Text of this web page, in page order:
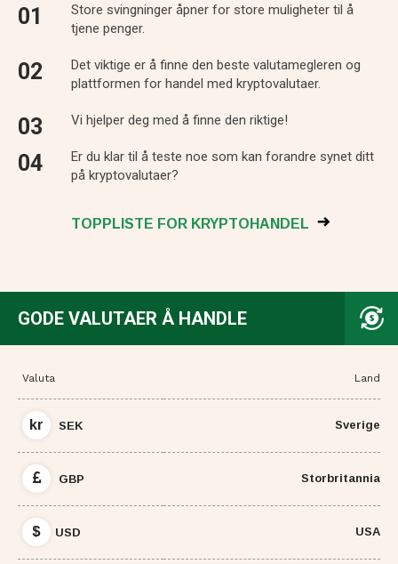
Store svingninger åpner for store muligheter til å
tjene penger.
Det viktige er å finne den beste valutamegleren og
plattformen for handel med kryptovalutaer.
Vi hjelper deg med å finne den riktige!
Er du klar til å teste noe som kan forandre synet ditt
på kryptovalutaer?
TOPPLISTE FOR KRYPTOHANDEL
GODE VALUTAER Å HANDLE
Valuta Land
kr SEK Sverige
GBP Storbritannia
$ USD USA